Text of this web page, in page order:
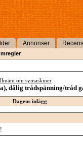
Annonser
om symaskiner
dålig trådspänning/tråd
Dagens inlägg